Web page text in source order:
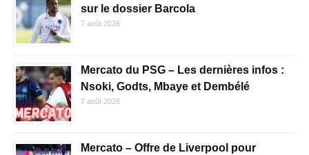
sur le dossier Barcola
7 août 2026
Mercato du PSG – Les dernières infos :
Nsoki, Godts, Mbaye et Dembélé
7 août 2026
Mercato – Offre de Liverpool pour